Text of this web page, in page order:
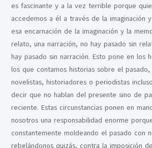
es fascinante y a la vez terrible porque
accedemos a él a través de la imaginación
esa encarnación de la imaginación y la
relato, una narración, no hay pasado sin
hay pasado sin narración. Esto pone en los
los que contamos historias sobre el pasado,
novelistas, historiadores o periodistas
decir que no hablan del presente sino de
reciente. Estas circunstancias ponen en
nosotros una responsabilidad enorme
constantemente moldeando el pasado con
rebelándonos quizás, contra la imposición